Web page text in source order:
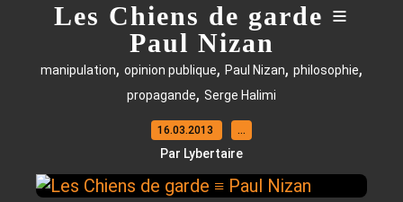
Les Chiens de garde ≡
Paul Nizan
manipulation, opinion publique, Paul Nizan, philosophie,
propagande, Serge Halimi
16.03.2013 …
Par Lybertaire